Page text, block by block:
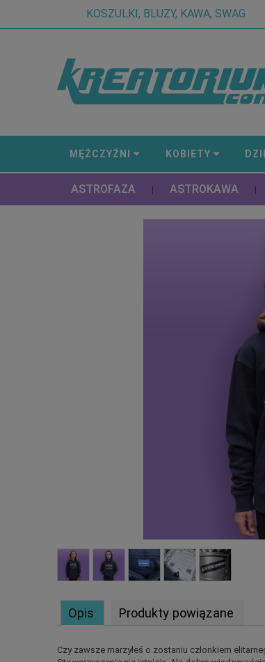
MĘŻCZYŹNI KOBIETY
ASTROFAZA | ASTROKAWA |
KOSZULKI, BLUZY, KAWA, SWAG
Opis Produkty powiązane
Czy zawsze marzyłeś o zostaniu członkiem